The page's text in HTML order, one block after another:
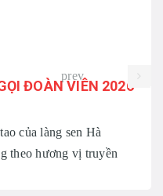
ĐOÀN VIÊN 2026
của làng sen Hà
theo hương vị truyền
prev